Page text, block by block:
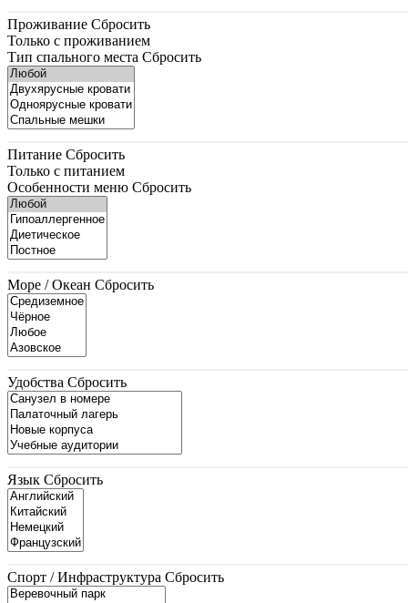
Проживание Сбросить
Только с проживанием
Тип спального места Сбросить
Питание Сбросить
Только с питанием
Особенности меню Сбросить
Море / Океан Сбросить
Удобства Сбросить
Язык Сбросить
Спорт / Инфраструктура Сбросить